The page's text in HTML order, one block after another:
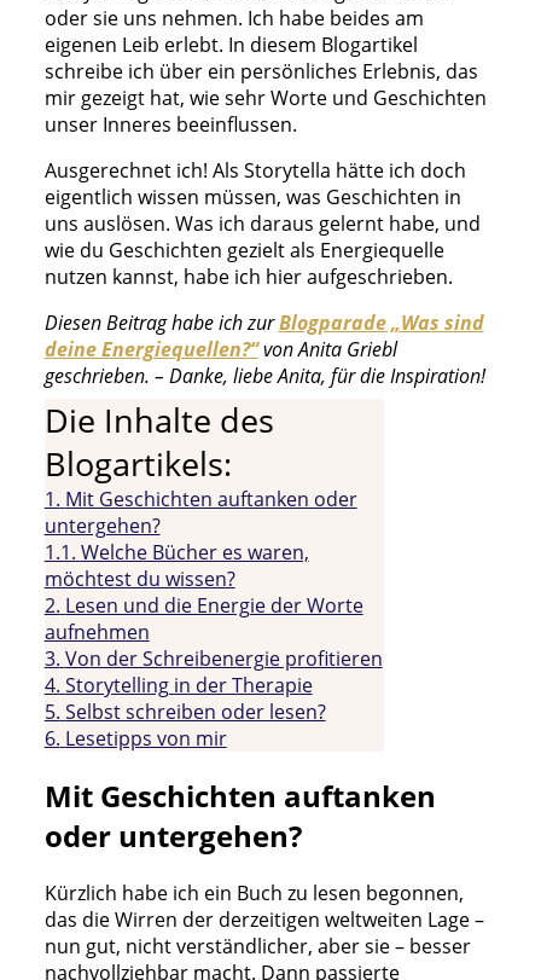
oder sie uns nehmen. Ich habe beides am
eigenen Leib erlebt. In diesem Blogartikel
schreibe ich über ein persönliches Erlebnis, das
mir gezeigt hat, wie sehr Worte und Geschichten
unser Inneres beeinflussen.
Ausgerechnet ich! Als Storytella hätte ich doch
eigentlich wissen müssen, was Geschichten in
uns auslösen. Was ich daraus gelernt habe, und
wie du Geschichten gezielt als Energiequelle
nutzen kannst, habe ich hier aufgeschrieben.
Diesen Beitrag habe ich zurBlogparade „Was sind
deine Energiequellen?“von Anita Griebl
geschrieben. – Danke, liebe Anita, für die Inspiration!
Die Inhalte des
Blogartikels:
1. Mit Geschichten auftanken oder
untergehen?
1.1. Welche Bücher es waren,
möchtest du wissen?
2. Lesen und die Energie der Worte
aufnehmen
3. Von der Schreibenergie profitieren
4. Storytelling in der Therapie
5. Selbst schreiben oder lesen?​
6. Lesetipps von mir
Mit Geschichten auftanken
oder untergehen?
Kürzlich habe ich ein Buch zu lesen begonnen,
das die Wirren der derzeitigen weltweiten Lage –
nun gut, nicht verständlicher, aber sie – besser
nachvollziehbar macht. Dann passierte